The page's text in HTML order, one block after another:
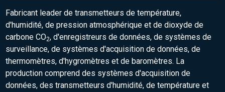
Fabricant leader de transmetteurs de température,
d'humidité, de pression atmosphérique et de dioxyde de
carbone CO2, d'enregistreurs de données, de systèmes de
surveillance, de systèmes d'acquisition de données, de
thermomètres, d'hygromètres et de baromètres. La
production comprend des systèmes d'acquisition de
données, des transmetteurs d'humidité, de température et